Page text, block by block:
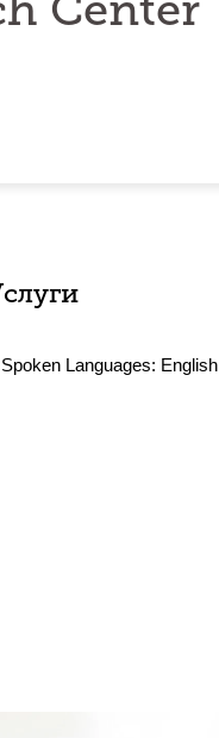
Center
Spoken Languages: English